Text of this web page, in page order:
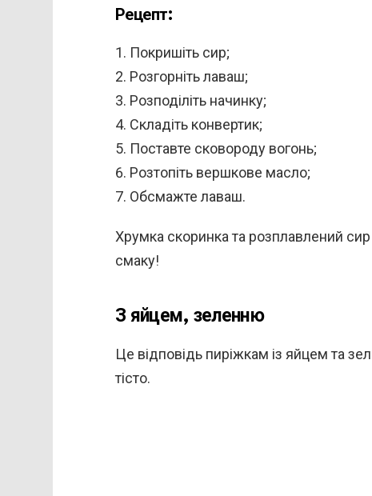
Рецепт:
Покришіть сир;
Розгорніть лаваш;
Розподіліть начинку;
Складіть конвертик;
Поставте сковороду вогонь;
Розтопіть вершкове масло;
Обсмажте лаваш.
Хрумка скоринка та розплавлений сир
смаку!
З яйцем, зеленню
Це відповідь пиріжкам із яйцем та
тісто.